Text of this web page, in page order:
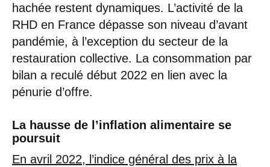
hachée restent dynamiques. L’activité de la
RHD en France dépasse son niveau d’avant
pandémie, à l’exception du secteur de la
restauration collective. La consommation par
bilan a reculé début 2022 en lien avec la
pénurie d’offre.
La hausse de l’inflation alimentaire se
poursuit
En avril 2022, l’indice général des prix à la